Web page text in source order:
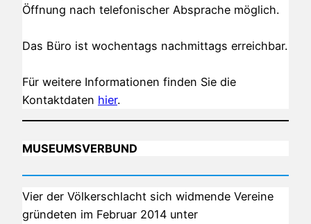
Öffnung nach telefonischer Absprache möglich.
Das Büro ist wochentags nachmittags erreichbar.
Für weitere Informationen finden Sie die
Kontaktdaten hier.
MUSEUMSVERBUND
Vier der Völkerschlacht sich widmende Vereine
gründeten im Februar 2014 unter